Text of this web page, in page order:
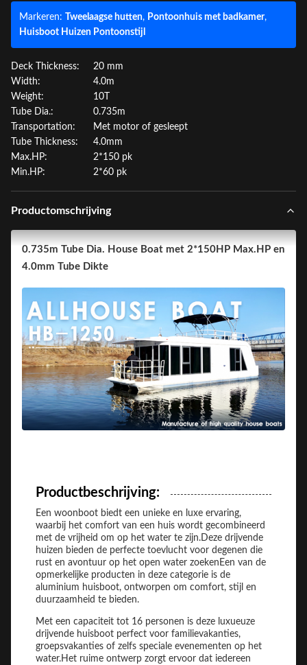
Markeren: Tweelaagse hutten, Pontoonhuis met badkamer,
Huisboot Huizen Pontoonstijl
Deck Thickness:
20 mm
Width:
4.0m
Weight:
10T
Tube Dia.:
0.735m
Transportation:
Met motor of gesleept
Tube Thickness:
4.0mm
Max.HP:
2*150 pk
Min.HP:
2*60 pk
Productomschrijving
0.735m Tube Dia. House Boat met 2*150HP Max.HP en
4.0mm Tube Dikte
Productbeschrijving:
Een woonboot biedt een unieke en luxe ervaring,
waarbij het comfort van een huis wordt gecombineerd
met de vrijheid om op het water te zijn.Deze drijvende
huizen bieden de perfecte toevlucht voor degenen die
rust en avontuur op het open water zoekenEen van de
opmerkelijke producten in deze categorie is de
aluminium huisboot, ontworpen om comfort, stijl en
duurzaamheid te bieden.
Met een capaciteit tot 16 personen is deze luxueuze
drijvende huisboot perfect voor familievakanties,
groepsvakanties of zelfs speciale evenementen op het
water.Het ruime ontwerp zorgt ervoor dat iedereen